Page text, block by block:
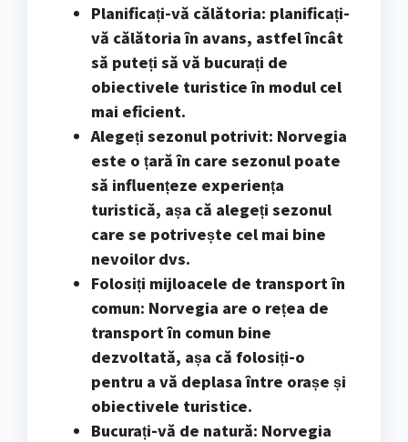
Planificați-vă călătoria: planificați-
vă călătoria în avans, astfel încât
să puteți să vă bucurați de
obiectivele turistice în modul cel
mai eficient.
Alegeți sezonul potrivit: Norvegia
este o țară în care sezonul poate
să influențeze experiența
turistică, așa că alegeți sezonul
care se potrivește cel mai bine
nevoilor dvs.
Folosiți mijloacele de transport în
comun: Norvegia are o rețea de
transport în comun bine
dezvoltată, așa că folosiți-o
pentru a vă deplasa între orașe și
obiectivele turistice.
Bucurați-vă de natură: Norvegia